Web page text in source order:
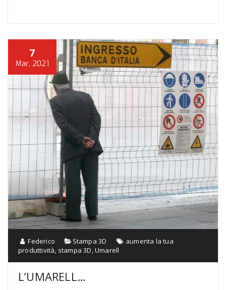
7
Mar, 2021
Federico Stampa 3D
aumenta la tua
produttività, stampa 3D,Umarell
L’UMARELL…